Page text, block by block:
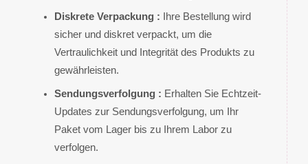
Diskrete Verpackung : Ihre Bestellung wird
sicher und diskret verpackt, um die
Vertraulichkeit und Integrität des Produkts zu
gewährleisten.
Sendungsverfolgung : Erhalten Sie Echtzeit-
Updates zur Sendungsverfolgung, um Ihr
Paket vom Lager bis zu Ihrem Labor zu
verfolgen.